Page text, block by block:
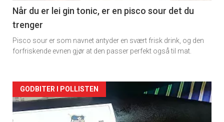
2
Når du er lei gin tonic, er en pisco sour det du
trenger
Pisco sour er som navnet antyder en svært frisk drink, og den
forfriskende evnen gjør at den passer perfekt også til mat.
Forsiden
akkurat
GODBITER I POLLISTEN